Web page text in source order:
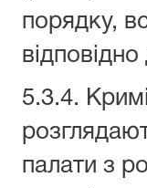
порядку,
5.3.4.
палати з